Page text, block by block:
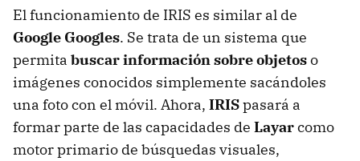
El funcionamiento de IRIS es similar al de
Google Googles. Se trata de un sistema que
permita buscar información sobre objetoso
imágenes conocidos simplemente sacándoles
una foto con el móvil. Ahora, IRISpasará a
formar parte de las capacidades de Layarcomo
motor primario de búsquedas visuales,